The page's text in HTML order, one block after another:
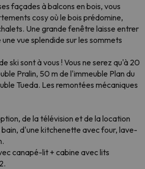
façades à balcons en bois, vous
cosy où le bois prédomine,
Une grande fenêtre laisse entrer
vue splendide sur les sommets
ski sont à vous ! Vous ne serez qu'à 20
Pralin, 50 m de l'immeuble Plan du
Tueda. Les remontées mécaniques
de la télévision et de la location
bain, d'une kitchenette avec four, lave-
canapé-lit + cabine avec lits